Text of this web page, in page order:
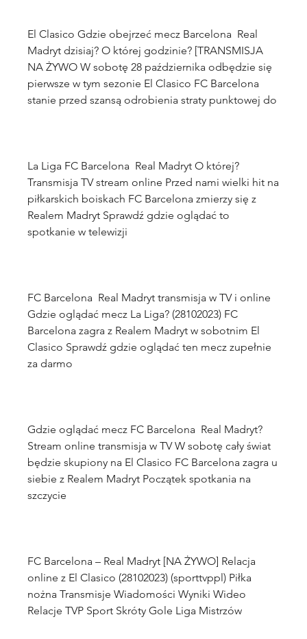
El Clasico Gdzie obejrzeć mecz Barcelona  Real
Madryt dzisiaj? O której godzinie? [TRANSMISJA
NA ŻYWO W sobotę 28 października odbędzie się
pierwsze w tym sezonie El Clasico FC Barcelona
La Liga FC Barcelona  Real Madryt O której?
Transmisja TV stream online Przed nami wielki hit na
piłkarskich boiskach FC Barcelona zmierzy się z
Realem Madryt Sprawdź gdzie oglądać to
FC Barcelona  Real Madryt transmisja w TV i online
Gdzie oglądać mecz La Liga? (28102023) FC
Barcelona zagra z Realem Madryt w sobotnim El
Clasico Sprawdź gdzie oglądać ten mecz zupełnie
Gdzie oglądać mecz FC Barcelona  Real Madryt?
Stream online transmisja w TV W sobotę cały świat
będzie skupiony na El Clasico FC Barcelona zagra u
siebie z Realem Madryt Początek spotkania na
FC Barcelona – Real Madryt [NA ŻYWO] Relacja
online z El Clasico (28102023) (sporttvppl) Piłka
nożna Transmisje Wiadomości Wyniki Wideo